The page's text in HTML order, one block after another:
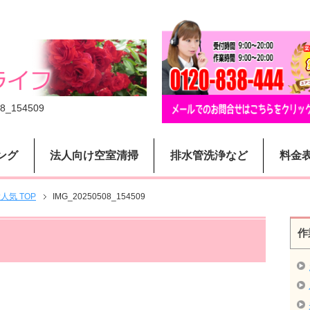
グ 法人向け空室清掃 排水管洗浄など 料金
気 TOP IMG_20250508_154509